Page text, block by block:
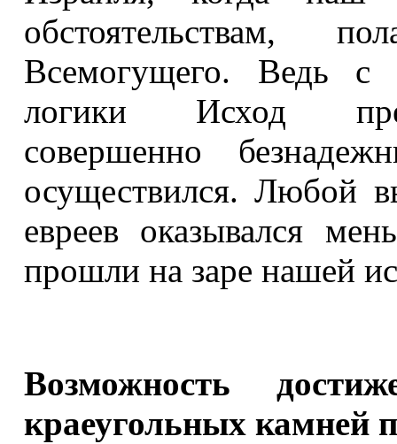
обстоятельствам,
Всемогущего. Ведь с
логики Исход
совершенно
осуществился. Любой
евреев оказывался
прошли на заре нашей
Возможность
краеугольных камней